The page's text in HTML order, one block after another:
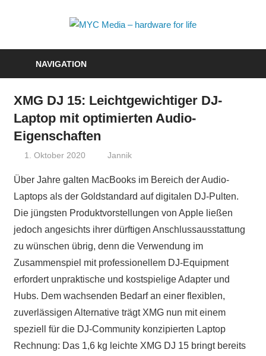
Media
–
NAVIGATION
XMG DJ 15: Leichtgewichtiger DJ-
Laptop mit optimierten Audio-
Eigenschaften
1. Oktober 2020 Jannik
Über Jahre galten MacBooks im Bereich der Audio-
Laptops als der Goldstandard auf digitalen DJ-Pulten.
Die jüngsten Produktvorstellungen von Apple ließen
jedoch angesichts ihrer dürftigen Anschlussausstattung
zu wünschen übrig, denn die Verwendung im
Zusammenspiel mit professionellem DJ-Equipment
erfordert unpraktische und kostspielige Adapter und
Hubs. Dem wachsenden Bedarf an einer flexiblen,
zuverlässigen Alternative trägt XMG nun mit einem
speziell für die DJ-Community konzipierten Laptop
Rechnung: Das 1,6 kg leichte XMG DJ 15 bringt bereits